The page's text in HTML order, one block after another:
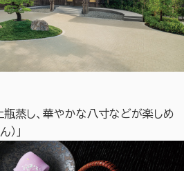
蒸し、華やかな八寸などが楽しめ
」